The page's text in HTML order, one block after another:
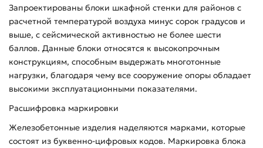
Запроектированы блоки шкафной стенки для районов с
расчетной температурой воздуха минус сорок градусов и
выше, с сейсмической активностью не более шести
баллов. Данные блоки относятся к высокопрочным
конструкциям, способным выдержать многотонные
нагрузки, благодаря чему все сооружение опоры обладает
высокими эксплуатационными показателями.
Расшифровка маркировки
Железобетонные изделия наделяются марками, которые
состоят из буквенно-цифровых кодов. Маркировка блока